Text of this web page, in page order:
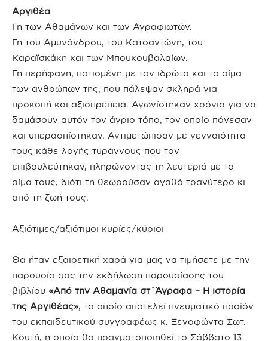
Αργιθέα
Γη των Αθαμάνων και των Αγραφιωτών.
Γη του Αμυνάνδρου, του Κατσαντώνη, του
Καραϊσκάκη και των Μπουκουβαλαίων.
Γη περήφανη, ποτισμένη με τον ιδρώτα και το αίμα
των ανθρώπων της, που πάλεψαν σκληρά για
προκοπή και αξιοπρέπεια. Αγωνίστηκαν χρόνια για να
δαμάσουν αυτόν τον άγριο τόπο, τον οποίο πόνεσαν
και υπερασπίστηκαν. Αντιμετώπισαν με γενναιότητα
τους κάθε λογής τυράννους που τον
επιβουλεύτηκαν, πληρώνοντας τη λευτεριά με το
αίμα τους, διότι τη θεωρούσαν αγαθό τρανύτερο κι
από τη ζωή τους.
Αξιότιμες/αξιότιμοι κυρίες/κύριοι
Θα ήταν εξαιρετική χαρά για μας να τιμήσετε με την
παρουσία σας την εκδήλωση παρουσίασης του
βιβλίου «Από την Αθαμανία στ΄Άγραφα – Η ιστορία
της Αργιθέας», το οποίο αποτελεί πνευματικό προϊόν
του εκπαιδευτικού συγγραφέως κ. Ξενοφώντα Σωτ.
Κουτή, η οποία θα πραγματοποιηθεί το Σάββατο 13